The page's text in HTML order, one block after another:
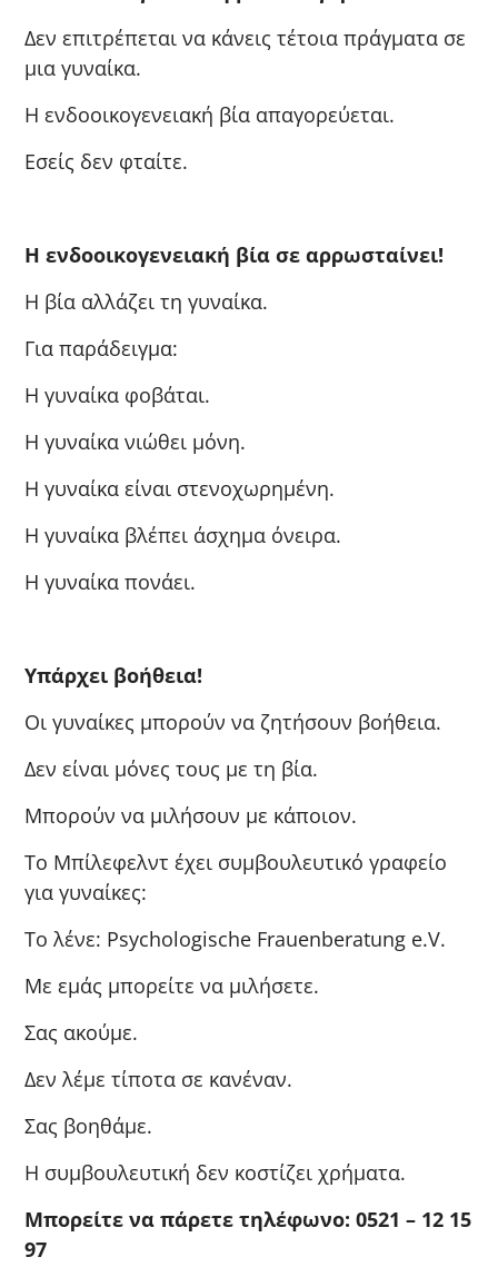
Δεν επιτρέπεται να κάνεις τέτοια πράγματα σε
μια γυναίκα.
Η ενδοοικογενειακή βία απαγορεύεται.
Εσείς δεν φταίτε.
Η ενδοοικογενειακή βία σε αρρωσταίνει!
Η βία αλλάζει τη γυναίκα.
Για παράδειγμα:
Η γυναίκα φοβάται.
Η γυναίκα νιώθει μόνη.
Η γυναίκα είναι στενοχωρημένη.
Η γυναίκα βλέπει άσχημα όνειρα.
Η γυναίκα πονάει.
Υπάρχει βοήθεια!
Οι γυναίκες μπορούν να ζητήσουν βοήθεια.
Δεν είναι μόνες τους με τη βία.
Μπορούν να μιλήσουν με κάποιον.
Το Μπίλεφελντ έχει συμβουλευτικό γραφείο
για γυναίκες:
Το λένε: Psychologische Frauenberatung e.V.
Με εμάς μπορείτε να μιλήσετε.
Σας ακούμε.
Δεν λέμε τίποτα σε κανέναν.
Σας βοηθάμε.
Η συμβουλευτική δεν κοστίζει χρήματα.
Μπορείτε να πάρετε τηλέφωνο: 0521– 12 15
97